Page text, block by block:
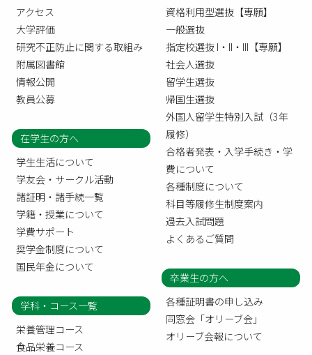
アクセス
大学評価
研究不正防止に関する取組み
附属図書館
情報公開
教員公募
資格利用型選抜【専願】
一般選抜
指定校選抜 I・II・III【専願】
社会人選抜
留学生選抜
帰国生選抜
外国人留学生特別入試（3年
履修）
合格者発表・入学手続き・学
費について
各種制度について
科目等履修生制度案内
過去入試問題
よくあるご質問
在学生の方へ
学生生活について
学友会・サークル活動
諸証明・諸手続一覧
学籍・授業について
学費サポート
奨学金制度について
国民年金について
卒業生の方へ
各種証明書の申し込み
同窓会「オリーブ会」
オリーブ会報について
学科・コース一覧
栄養管理コース
食品栄養コース